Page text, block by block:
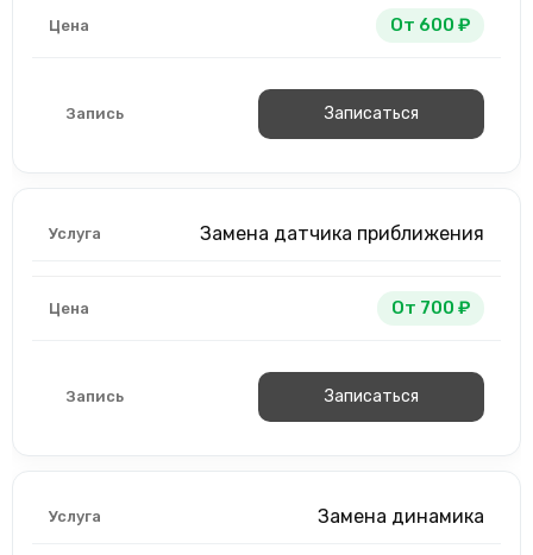
От 600 ₽
Записаться
Замена датчика приближения
От 700 ₽
Записаться
Замена динамика